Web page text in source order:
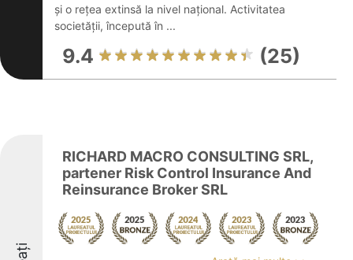
și o rețea extinsă la nivel național. Activitatea
societății, începută în ...
9.4 (25)
RICHARD MACRO CONSULTING SRL,
partener Risk Control Insurance And
Reinsurance Broker SRL